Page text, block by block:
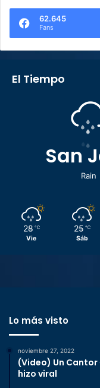
62.645
Fans
El Tiempo
San
Rain
28 ℃
Vie
25 ℃
Sáb
Lo más visto
noviembre 27, 2022
(Video) Un
hizo viral